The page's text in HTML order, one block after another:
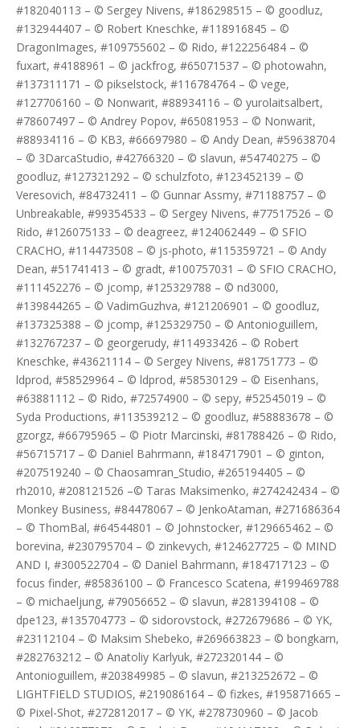
#182040113 – © Sergey Nivens, #186298515 – © goodluz,
#132944407 – © Robert Kneschke, #118916845 – ©
DragonImages, #109755602 – © Rido, #122256484 – ©
fuxart, #4188961 – © jackfrog, #65071537 – © photowahn,
#137311171 – © pikselstock, #116784764 – © vege,
#127706160 – © Nonwarit, #88934116 – © yurolaitsalbert,
#78607497 – © Andrey Popov, #65081953 – © Nonwarit,
#88934116 – © KB3, #66697980 – © Andy Dean, #59638704
– © 3DarcaStudio, #42766320 – © slavun, #54740275 – ©
goodluz, #127321292 – © schulzfoto, #123452139 – ©
Veresovich, #84732411 – © Gunnar Assmy, #71188757 – ©
Unbreakable, #99354533 – © Sergey Nivens, #77517526 – ©
Rido, #126075133 – © deagreez, #124062449 – © SFIO
CRACHO, #114473508 – © js-photo, #115359721 – © Andy
Dean, #51741413 – © gradt, #100757031 – © SFIO CRACHO,
#111452276 – © jcomp, #125329788 – © nd3000,
#139844265 – © VadimGuzhva, #121206901 – © goodluz,
#137325388 – © jcomp, #125329750 – © Antonioguillem,
#132767237 – © georgerudy, #114933426 – © Robert
Kneschke, #43621114 – © Sergey Nivens, #81751773 – ©
ldprod, #58529964 – © ldprod, #58530129 – © Eisenhans,
#63881112 – © Rido, #72574900 – © sepy, #52545019 – ©
Syda Productions, #113539212 – © goodluz, #58883678 – ©
gzorgz, #66795965 – © Piotr Marcinski, #81788426 – © Rido,
#56715717 – © Daniel Bahrmann, #184717901 – © ginton,
#207519240 – © Chaosamran_Studio, #265194405 – ©
rh2010, #208121526 –© Taras Maksimenko, #274242434 – ©
Monkey Business, #84478067 – © JenkoAtaman, #271686364
– © ThomBal, #64544801 – © Johnstocker, #129665462 – ©
borevina, #230795704 – © zinkevych, #124627725 – © MIND
AND I, #300522704 – © Daniel Bahrmann, #184717123 – ©
focus finder, #85836100 – © Francesco Scatena, #199469788
– © michaeljung, #79056652 – © slavun, #281394108 – ©
dpe123, #135704773 – © sidorovstock, #272679686 – © YK,
#23112104 – © Maksim Shebeko, #269663823 – © bongkarn,
#282763212 – © Anatoliy Karlyuk, #272320144 – ©
Antonioguillem, #203849985 – © slavun, #213252672 – ©
LIGHTFIELD STUDIOS, #219086164 – © fizkes, #195871665 –
© Pixel-Shot, #272812017 – © YK, #278730960 – © Jacob